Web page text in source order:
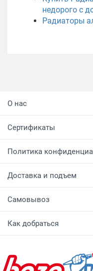
недорого с
Радиаторы
О нас
Сертификаты
Политика
Доставка и подъем
Самовывоз
Как добраться